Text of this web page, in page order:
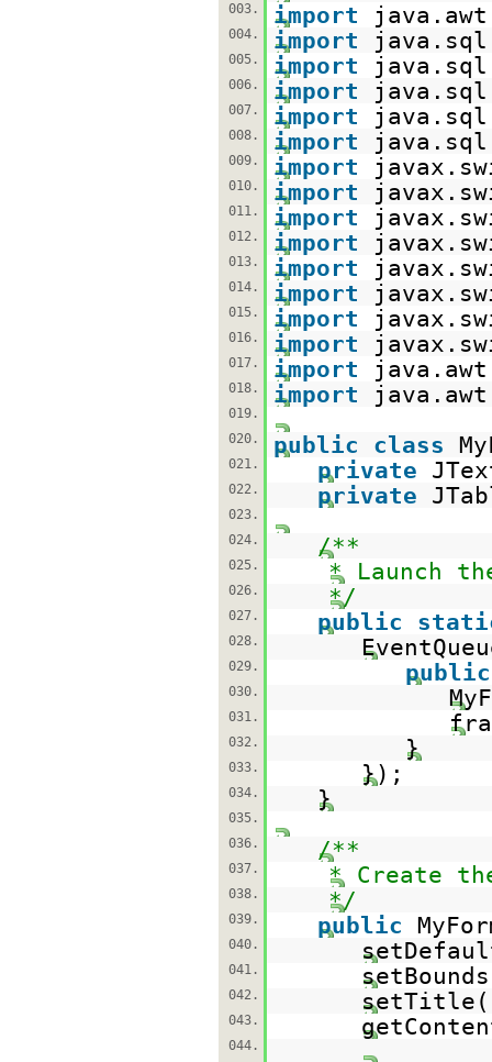
003.
import
004. import
005. import
006. import
007. import
008. import
009. import
010. import
011. import
012. import
013. import
014. import
015. import
016. import
017. import
018. import
019.
020.
public class
021. private
022. private
023.
024.
/**
025. * Launch
026. */
027. public
028.
029. public
030.
031.
032. }
033. });
034. }
035.
036.
/**
037. * Create
038. */
039. public
040.
041.
042. setTitle(
043.
044.